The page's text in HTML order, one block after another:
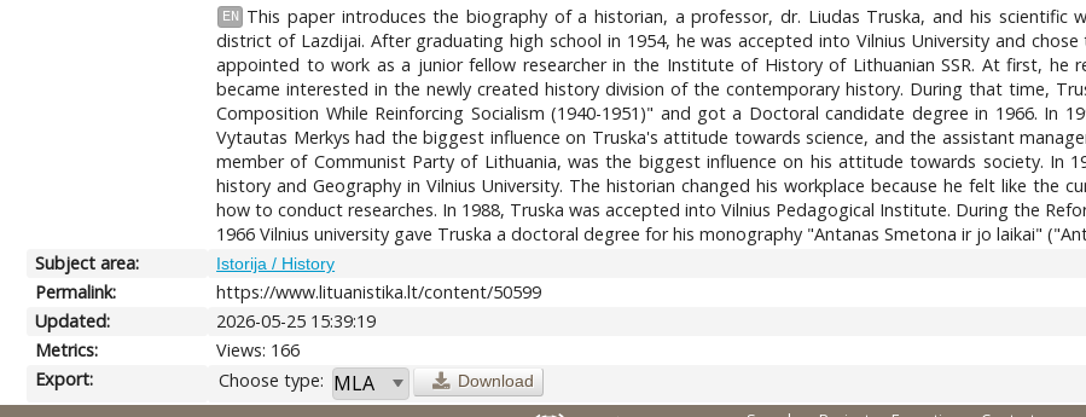
EN
This paper introduces the biography of a historian, a professor, dr. Liudas Truska, and his scientific
district of Lazdijai. After graduating high school in 1954, he was accepted into Vilnius University and
appointed to work as a junior fellow researcher in the Institute of History of Lithuanian SSR. At first, he
became interested in the newly created history division of the contemporary history. During that time,
Composition While Reinforcing Socialism (1940-1951)" and got a Doctoral candidate degree in 1966. In
Vytautas Merkys had the biggest influence on Truska's attitude towards science, and the assistant
member of Communist Party of Lithuania, was the biggest influence on his attitude towards society. In
history and Geography in Vilnius University. The historian changed his workplace because he felt like the
how to conduct researches. In 1988, Truska was accepted into Vilnius Pedagogical Institute. During the
1966 Vilnius university gave Truska a doctoral degree for his monography "Antanas Smetona ir jo laikai"
Subject area:
Istorija / History
Permalink:
https://www.lituanistika.lt/content/50599
Updated:
2026-05-25 15:39:19
Metrics:
Views: 166
Export:
Choose type: Download